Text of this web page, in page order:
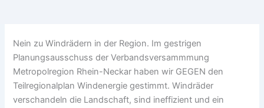
Nein zu Windrädern in der Region. Im gestrigen
Planungsausschuss der Verbandsversammmung
Metropolregion Rhein-Neckar haben wir GEGEN den
Teilregionalplan Windenergie gestimmt. Windräder
verschandeln die Landschaft, sind ineffizient und ein